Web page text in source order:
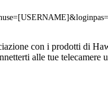
con i prodotti di
alle tue telecamere